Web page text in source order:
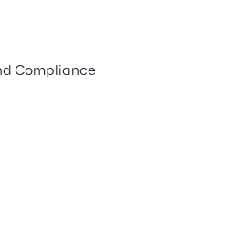
Compliance
Per avere successo
brand deve poter
coinvolgenti e
esponenzialmente
strutturati e non. I
pianificare e
modo più efficace e